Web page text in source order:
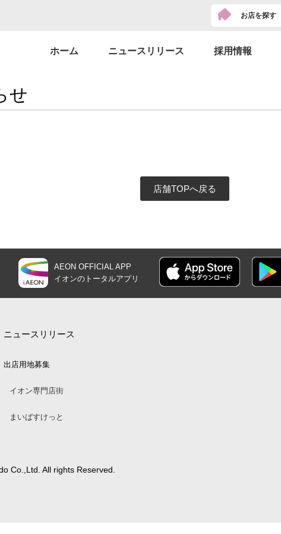
お店を探す
ホーム ニュースリリース 採用情報
せ
店舗TOPへ戻る
AEON OFFICIAL APP
イオンの トータルアプリ
ニュースリリース
出店用地募集
イオン専門店街
まいばすけっと
Co.,Ltd. All rights Reserved.